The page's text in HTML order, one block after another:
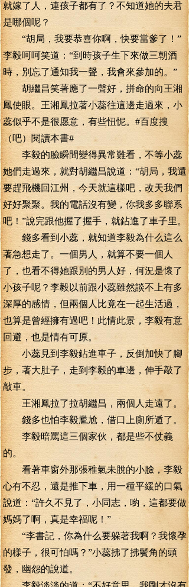
就嫁了人，連孩子都有了？不知道她的夫君
是哪個呢？
“胡局，我要恭喜你啊，快要當爹了！”
李毅呵呵笑道：“到時孩子生下來做三朝酒
時，別忘了通知我一聲，我會來參加的。”
胡繼昌笑著應了一聲好，拼命的向王湘
鳳使眼。王湘鳳拉著小蕊往這邊走過來，小
蕊似乎不是很愿意，有些忸怩。#百度搜
（吧）閱讀本書#
李毅的臉瞬間變得異常難看，不等小蕊
她們走過來，就對胡繼昌說道：“胡局，我還
要趕飛機回江州，今天就這樣吧，改天我們
好好聚聚。我的電話沒有變，你我多多聯系
吧！”說完跟他握了握手，就鉆進了車子里。
錢多看到小蕊，就知道李毅為什么這么
著急想走了。一個男人，就算不要一個人
了，也看不得她跟別的男人好，何況是懷了
小孩子呢？李毅以前跟小蕊雖然談不上有多
深厚的感情，但兩個人比竟在一起生活過，
也算是曾經擁有過吧！此情此景，李毅有意
回避，也是情有可原。
小蕊見到李毅鉆進車子，反倒加快了腳
步，著大肚子，走到李毅的車邊，伸手敲了
敲車。
王湘鳳拉了拉胡繼昌，兩個人走遠了。
錢多也怕李毅尷尬，借口上廁所遁了。
李毅暗罵這三個家伙，都是些不仗義
的。
看著車窗外那張稚氣未脫的小臉，李毅
心有不忍，還是推下車，用一種平緩的口氣
說道：“許久不見了，小同志，喲，這都要做
媽媽了啊，真是幸福呢！”
“李書記，你為什么要躲著我啊？我懷孕
的樣子，很可怕嗎？”小蕊拂了拂鬢角的頭
發，幽怨的說道。